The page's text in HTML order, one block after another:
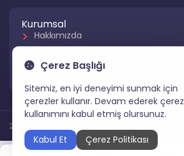
Kurumsal
Hakkımızda
Hizmetlerimiz
Çerez Başlığı
Sitemiz, en iyi deneyimi sunmak için
çerezler kullanır. Devam ederek çerez
kullanımını kabul etmiş olursunuz.
Kabul Et Çerez Politikası
2024 Tüm Hakları Saklıdır